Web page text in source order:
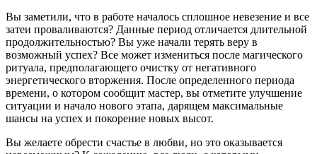
Вы заметили, что в работе началось сплошное невезение и все
затеи проваливаются? Данные период отличается длительной
продолжительностью? Вы уже начали терять веру в
возможный успех? Все может измениться после магического
ритуала, предполагающего очистку от негативного
энергетического вторжения. После определенного периода
времени, о котором сообщит мастер, вы отметите улучшение
ситуации и начало нового этапа, дарящем максимальные
шансы на успех и покорение новых высот.
Вы желаете обрести счастье в любви, но это оказывается